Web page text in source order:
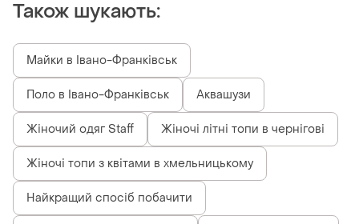
Також шукають:
Майки в Івано-Франківськ
Поло в Івано-Франківськ Аквашузи
Жіночий одяг Staff Жіночі літні топи в чернігові
Жіночі топи з квітами в хмельницькому
Найкращий спосіб побачити